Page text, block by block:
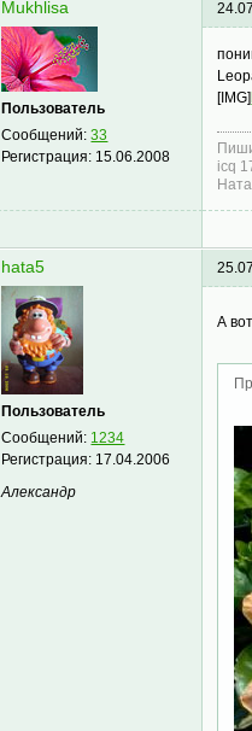
Mukhlisa
Пользователь
Сообщений:33
Регистрация: 15.06.2008
[IMG]
icq
hata5
Пользователь
Сообщений: 1234
Регистрация: 17.04.2006
Александр
А